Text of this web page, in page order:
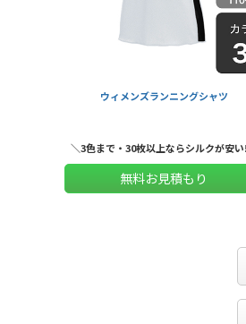
ウィメンズランニングシャツ
＼3色まで・30枚以上ならシルクが安
無料お見積もり